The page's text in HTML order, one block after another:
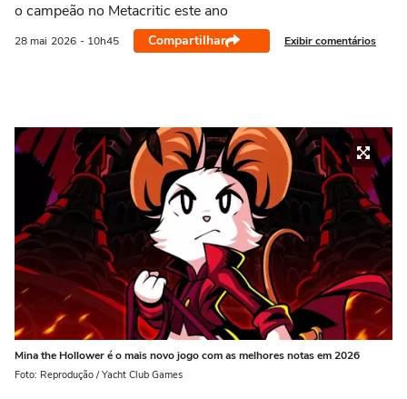
o campeão no Metacritic este ano
28 mai 2026 - 10h45 Compartilhar Exibir comentários
Mina the Hollower é o mais novo jogo com as melhores notas em 2026
Foto: Reprodução / Yacht Club Games